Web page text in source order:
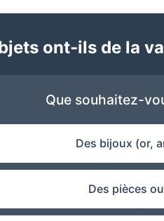
ont-ils de la
Que souhaitez-
Des bijoux (or,
Des pièces